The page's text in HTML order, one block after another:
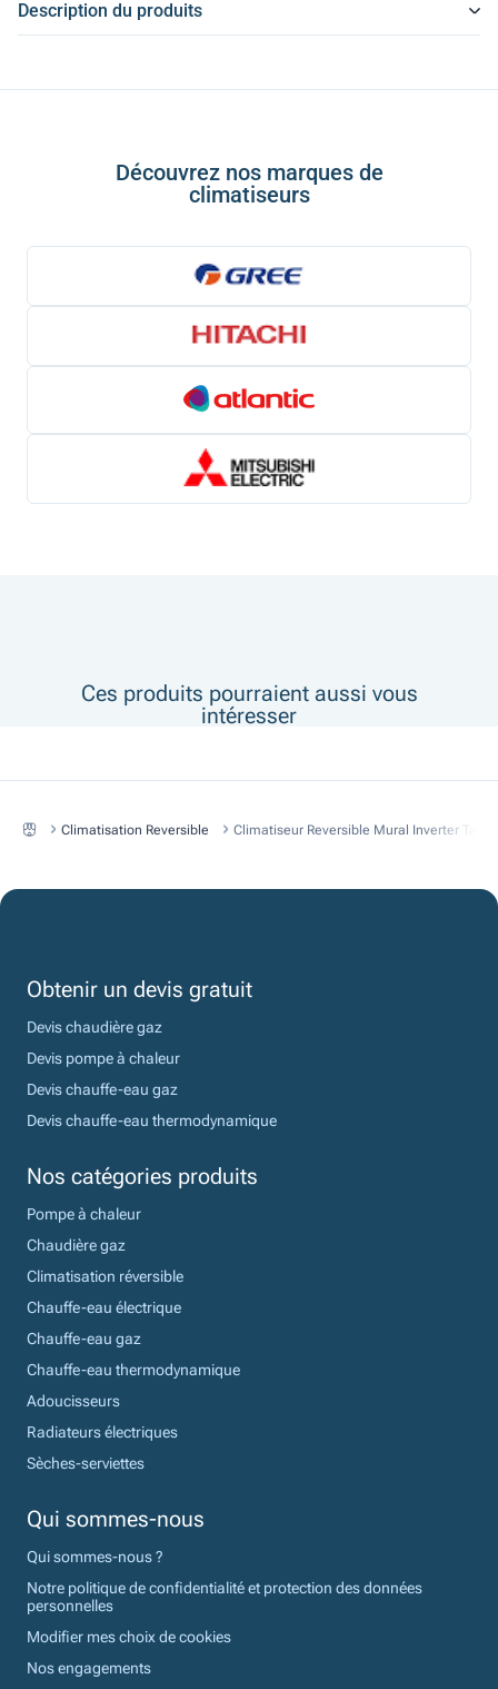
Description du produits
Découvrez nos marques de
climatiseurs
Ces produits pourraient aussi vous
intéresser
Climatisation Reversible Climatiseur Reversible Mural Inverter
Obtenir un devis gratuit
Devis chaudière gaz
Devis pompe à chaleur
Devis chauffe-eau gaz
Devis chauffe-eau thermodynamique
Nos catégories produits
Pompe à chaleur
Chaudière gaz
Climatisation réversible
Chauffe-eau électrique
Chauffe-eau gaz
Chauffe-eau thermodynamique
Adoucisseurs
Radiateurs électriques
Sèches-serviettes
Qui sommes-nous
Qui sommes-nous ?
Notre politique de confidentialité et protection des données
personnelles
Modifier mes choix de cookies
Nos engagements